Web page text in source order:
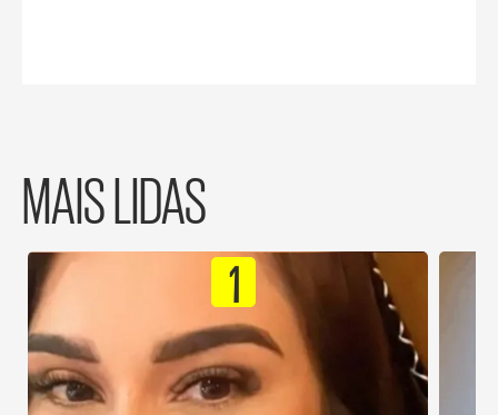
MAIS LIDAS
1